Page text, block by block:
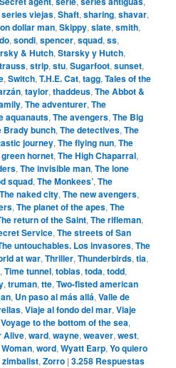
series viejas,Shaft,sharing,shavar,
dollar man,Skippy,slate,smith,
,sondi,spencer,squad,ss,
& Hutch,Starsky y Hutch,
,strip,stu,Sugarfoot,sunset,
,Switch,T.H.E. Cat,tagg,Tales of the
,taylor,thaddeus,The Abbot &
,The adventurer,The
aquanauts,The avengers,The Big
Brady bunch,The detectives,The
journey,The flying nun,The
green hornet,The High Chaparral,
,The invisible man,The lone
squad,The Monkees’,The
The naked city,The new avengers,
,The planet of the apes,The
return of the Saint,The rifleman,
Service,The streets of San
untouchables. Los invasores,The
at war,Thriller,Thunderbirds,tia,
,Time tunnel,tobias,toda,todd,
,truman,tte,Two-fisted american
, Un paso al más allá,Valle de
,Viaje al fondo del mar,Viaje
Voyage to the bottom of the sea,
Alive,ward,wayne,weaver,west,
,word,Wyatt Earp,Yo quiero
zimbalist,Zorro |3.258 Respuestas